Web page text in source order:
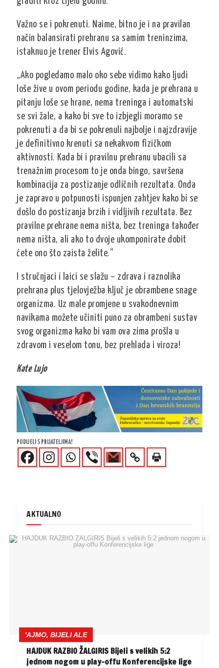
Važno se i pokrenuti. Naime, bitno je i na pravilan
način balansirati prehranu sa samim treninzima,
istaknuo je trener Elvis Agović.
„Ako pogledamo malo oko sebe vidimo kako ljudi
loše žive u ovom periodu godine, kada je prehrana u
pitanju loše se hrane, nema treninga i automatski
se svi žale, a kako bi sve to izbjegli moramo se
pokrenuti a da bi se pokrenuli najbolje i najzdravije
je definitivno krenuti sa nekakvom fizičkom
aktivnosti. Kada bi i pravilnu prehranu ubacili sa
trenažnim procesom to je onda bingo, savršena
kombinacija za postizanje odličnih rezultata. Onda
je zapravo u potpunosti ispunjen zahtjev kako bi se
došlo do postizanja brzih i vidljivih rezultata. Bez
pravilne prehrane nema ništa, bez treninga također
nema ništa, ali ako to dvoje ukomponirate dobit
ćete ono što zaista želite.“
I stručnjaci i laici se slažu – zdrava i raznolika
prehrana plus tjelovježba ključ je obrambene snage
organizma. Uz male promjene u svakodnevnim
navikama možete učiniti puno za obrambeni sustav
svog organizma kako bi vam ova zima prošla u
zdravom i veselom tonu, bez prehlada i viroza!
Kate Lujo
PODIJELI S PRIJATELJIMA!
AKTUALNO
'AJMO, BIJELI ALE
HAJDUK RAZBIO ŽALGIRIS Bijeli s velikih 5:2
jednom nogom u play-offu Konferencijske lige